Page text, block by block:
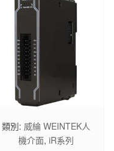
類別: 威綸 WEINTEK人
機介面, iR系列